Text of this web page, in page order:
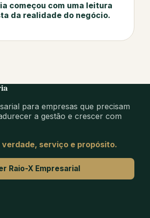
começou com uma leitura
da realidade do negócio.
para empresas que precisam
a gestão e crescer com
serviço e propósito.
Raio-X Empresarial